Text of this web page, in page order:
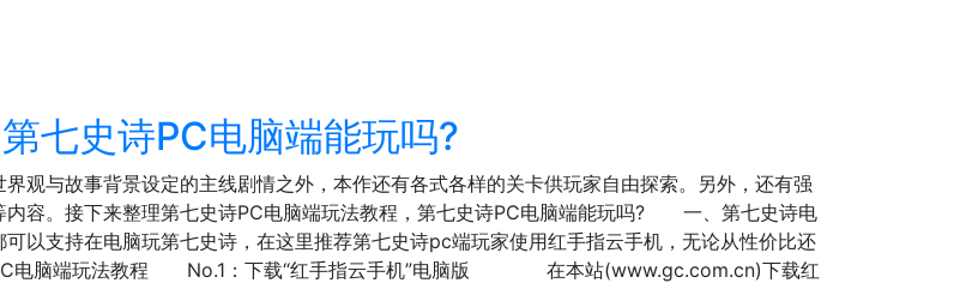
七史诗PC电脑端能玩吗?
观与故事背景设定的主线剧情之外，本作还有各式各样的关卡供玩家自由探索。另外，还有强
内容。接下来整理第七史诗PC电脑端玩法教程，第七史诗PC电脑端能玩吗? 一、第七史诗电
持在电脑玩第七史诗，在这里推荐第七史诗pc端玩家使用红手指云手机，无论从性价比还
电脑端玩法教程 No.1：下载“红手指云手机”电脑版 在本站(www.gc.com.cn)下载红